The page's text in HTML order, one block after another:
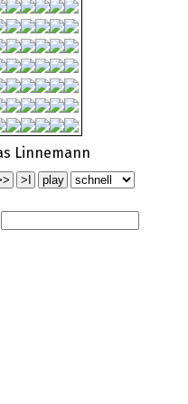
Linnemann